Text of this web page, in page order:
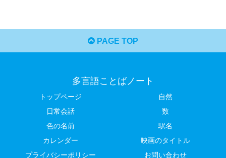
PAGE TOP
多言語ことばノート
トップページ
自然
日常会話
数
色の名前
駅名
カレンダー
映画のタイトル
プライバシーポリシー
お問い合わせ